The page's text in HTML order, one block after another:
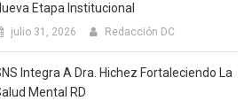
Etapa Institucional
julio 31, 2026 Redacción DC
Integra A Dra. Hichez Fortaleciendo La
Mental RD